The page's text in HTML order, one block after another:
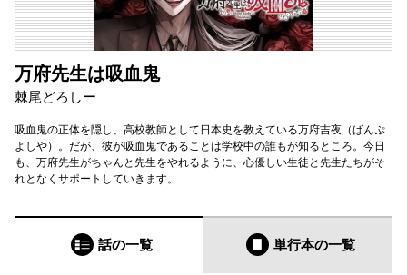
万府先生は吸血鬼
棘尾どろしー
吸血鬼の正体を隠し、高校教師として日本史を教えている万府吉夜（ばんぷ
よしや）。だが、彼が吸血鬼であることは学校中の誰もが知るところ。今日
も、万府先生がちゃんと先生をやれるように、心優しい生徒と先生たちがそ
れとなくサポートしていきます。
話の一覧 単行本の一覧